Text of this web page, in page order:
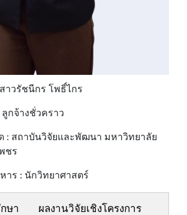
าวรัชนีกร โพธิ์ไกร
กจ้างชั่วคราว
: สถาบันวิจัยและพัฒนา มหาวิทยาลัย
ชร
าร : นักวิทยาศาสตร์
ษา ผลงานวิจัยเชิงโครงการ